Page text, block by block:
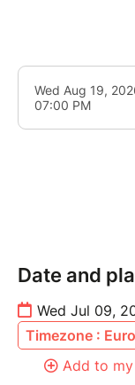
Date and
Wed Jul 09,
Timezone :
Add to